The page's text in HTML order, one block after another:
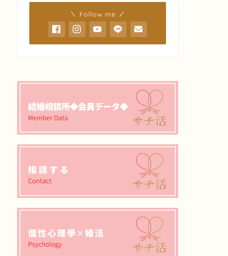
＼ Follow me ／